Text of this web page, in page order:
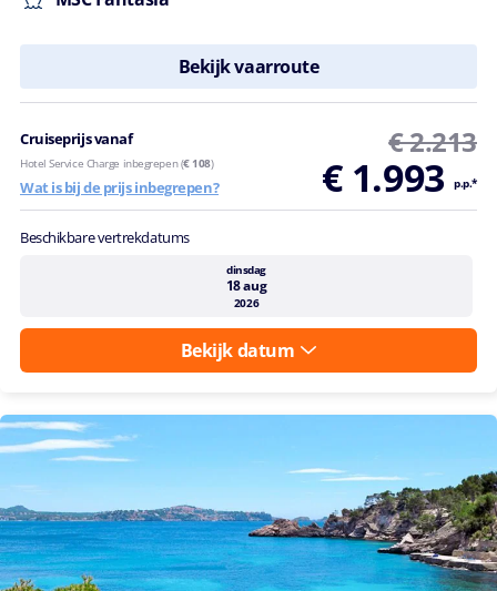
Bekijk vaarroute
Cruiseprijs vanaf € 2.213
€ 1.993 p.p.*
Hotel Service Charge inbegrepen (€ 108)
Wat is bij de prijs inbegrepen?
Beschikbare vertrekdatums
dinsdag
18 aug
2026
Bekijk datum